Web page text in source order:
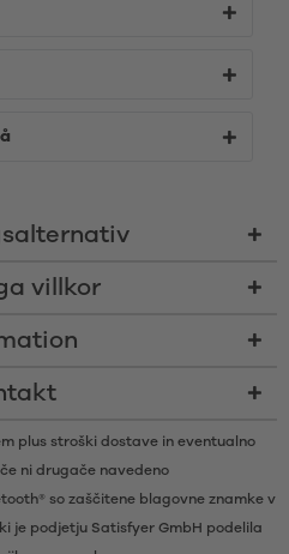
villkor
plus stroški dostave in eventualno
ni drugače navedeno
so zaščitene blagovne znamke v
je podjetju Satisfyer GmbH podelila